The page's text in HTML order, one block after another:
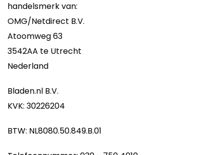
handelsmerk van:
OMG/Netdirect B.V.
Atoomweg 63
3542AA te Utrecht
Nederland
Bladen.nl B.V.
KVK: 30226204
BTW: NL8080.50.849.B.01